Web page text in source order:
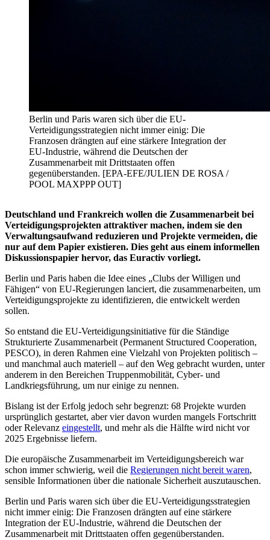
Berlin und Paris waren sich über die EU-
Verteidigungsstrategien nicht immer einig: Die
Franzosen drängten auf eine stärkere Integration der
EU-Industrie, während die Deutschen der
Zusammenarbeit mit Drittstaaten offen
gegenüberstanden. [EPA-EFE/JULIEN DE ROSA /
POOL MAXPPP OUT]
Deutschland und Frankreich wollen die Zusammenarbeit bei
Verteidigungsprojekten attraktiver machen, indem sie den
Verwaltungsaufwand reduzieren und Projekte vermeiden, die
nur auf dem Papier existieren. Dies geht aus einem informellen
Diskussionspapier hervor, das Euractiv vorliegt.
Berlin und Paris haben die Idee eines „Clubs der Willigen und
Fähigen“ von EU-Regierungen lanciert, die zusammenarbeiten, um
Verteidigungsprojekte zu identifizieren, die entwickelt werden
sollen.
So entstand die EU-Verteidigungsinitiative für die Ständige
Strukturierte Zusammenarbeit (Permanent Structured Cooperation,
PESCO), in deren Rahmen eine Vielzahl von Projekten politisch –
und manchmal auch materiell – auf den Weg gebracht wurden, unter
anderem in den Bereichen Truppenmobilität, Cyber- und
Landkriegsführung, um nur einige zu nennen.
Bislang ist der Erfolg jedoch sehr begrenzt: 68 Projekte wurden
ursprünglich gestartet, aber vier davon wurden mangels Fortschritt
oder Relevanz eingestellt, und mehr als die Hälfte wird nicht vor
2025 Ergebnisse liefern.
Die europäische Zusammenarbeit im Verteidigungsbereich war
schon immer schwierig, weil die Regierungen nicht bereit waren,
sensible Informationen über die nationale Sicherheit auszutauschen.
Berlin und Paris waren sich über die EU-Verteidigungsstrategien
nicht immer einig: Die Franzosen drängten auf eine stärkere
Integration der EU-Industrie, während die Deutschen der
Zusammenarbeit mit Drittstaaten offen gegenüberstanden.